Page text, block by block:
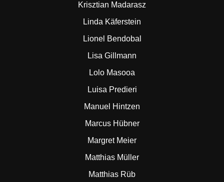
Krisztian Madarasz
Linda Käferstein
Lionel Bendobal
Lisa Gillmann
Lolo Masooa
Luisa Predieri
Manuel Hintzen
Marcus Hübner
Margret Meier
Matthias Müller
Matthias Rüb